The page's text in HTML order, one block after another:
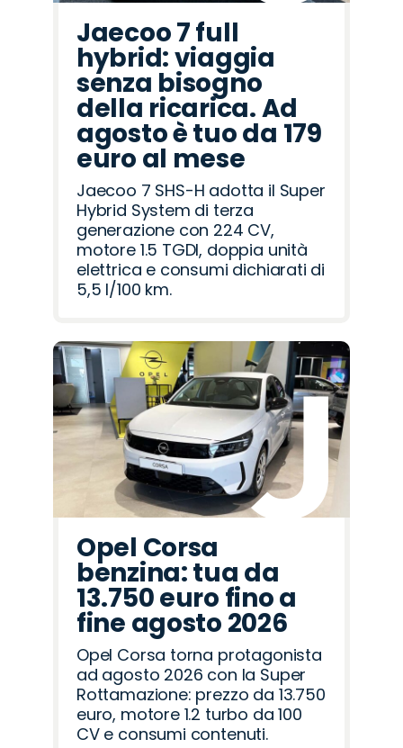
Jaecoo 7 full
hybrid: viaggia
senza bisogno
della ricarica. Ad
agosto è tuo da 179
euro al mese
Jaecoo 7 SHS-H adotta il Super
Hybrid System di terza
generazione con 224 CV,
motore 1.5 TGDI, doppia unità
elettrica e consumi dichiarati di
5,5 l/100 km.
Opel Corsa
benzina: tua da
13.750 euro fino a
fine agosto 2026
Opel Corsa torna protagonista
ad agosto 2026 con la Super
Rottamazione: prezzo da 13.750
euro, motore 1.2 turbo da 100
CV e consumi contenuti.